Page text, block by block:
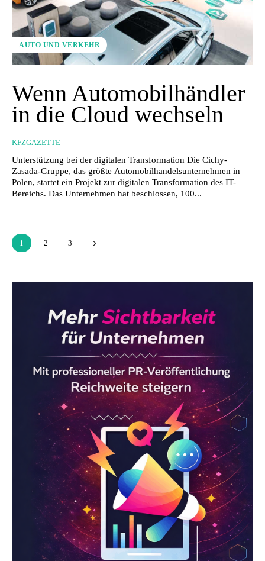
AUTO UND VERKEHR
Wenn Automobilhändler
in die Cloud wechseln
KFZGAZETTE
Unterstützung bei der digitalen Transformation Die Cichy-
Zasada-Gruppe, das größte Automobilhandelsunternehmen in
Polen, startet ein Projekt zur digitalen Transformation des IT-
Bereichs. Das Unternehmen hat beschlossen, 100...
1 2 3